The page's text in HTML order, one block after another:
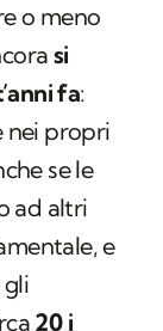
o meno
si
fa:
nei propri
se le
ad altri
e
gli
20 i